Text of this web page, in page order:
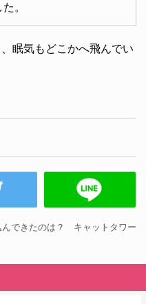
。
眠気もどこかへ飛んでい
んできたのは？ キャットタワー